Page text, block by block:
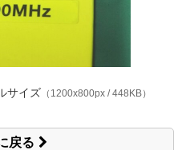
サイズ （1200x800px / 448KB）
戻る